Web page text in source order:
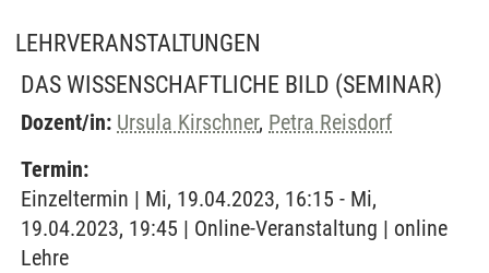
LEHRVERANSTALTUNGEN
DAS WISSENSCHAFTLICHE BILD (SEMINAR)
Dozent/in: Ursula Kirschner, Petra Reisdorf
Termin:
Einzeltermin | Mi, 19.04.2023, 16:15 - Mi,
19.04.2023, 19:45 | Online-Veranstaltung | online
Lehre